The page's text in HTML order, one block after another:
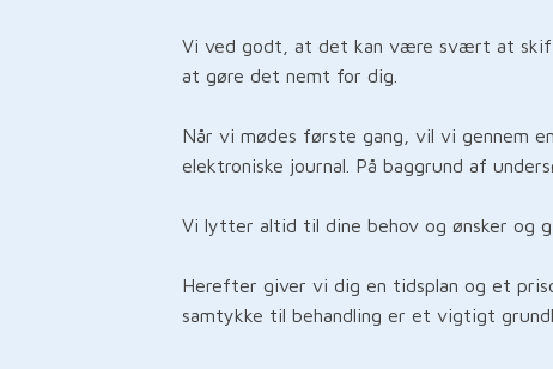
Vi ved godt, at det kan være svært at
at gøre det nemt for dig.
Når vi mødes første gang, vil vi gennem
elektroniske journal. På baggrund af
Vi lytter altid til dine behov og ønsker og
Herefter giver vi dig en tidsplan og et
samtykke til behandling er et vigtigt